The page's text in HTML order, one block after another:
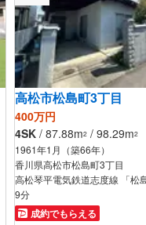
高松市松島町3丁目
400万円
4SK / 87.88m2 / 98.29m2
1961年1月（築66年）
香川県高松市松島町3丁目
高松琴平電気鉄道志度線 「松
9分
成約でもらえる